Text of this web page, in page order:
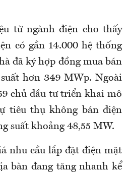
từ ngành điện cho thấy
có gần 14.000 hệ thống
đã ký hợp đồng mua bán
hơn 349 MWp. Ngoài
chủ đầu tư triển khai mô
tiêu thụ không bán điện
suất khoảng 48,55 MW.
nhu cầu lắp đặt điện mặt
bàn đang tăng nhanh kể